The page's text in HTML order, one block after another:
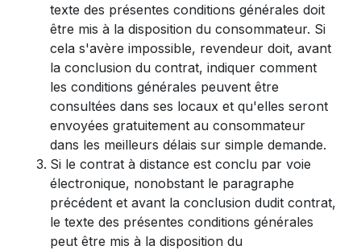
texte des présentes conditions générales doit
être mis à la disposition du consommateur. Si
cela s'avère impossible, revendeur doit, avant
la conclusion du contrat, indiquer comment
les conditions générales peuvent être
consultées dans ses locaux et qu'elles seront
envoyées gratuitement au consommateur
dans les meilleurs délais sur simple demande.
Si le contrat à distance est conclu par voie
électronique, nonobstant le paragraphe
précédent et avant la conclusion dudit contrat,
le texte des présentes conditions générales
peut être mis à la disposition du